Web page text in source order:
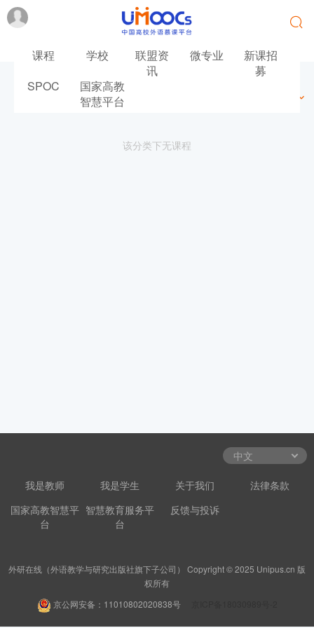
课程 学校
联盟资
讯
微专业
新课招
募
SPOC
国家高教
智慧平台
该分类下无课程
我是教师 我是学生 关于我们
法律条款
国家高教智慧平
台
智慧教育服务平
台
反馈与投诉
外研在线（外语教学与研究出版社旗下子公司） Copyright © 2025 Unipus.cn 版
权所有
京公网安备：11010802020838号